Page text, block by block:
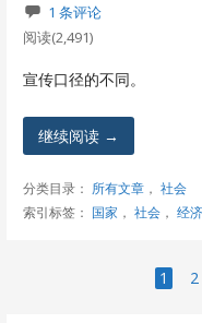
1 条评论
阅读(2,491)
宣传口径的不同。
继续阅读 →
分类目录： 所有文章， 社会
索引标签： 国家 ， 社会， 经济
1 2